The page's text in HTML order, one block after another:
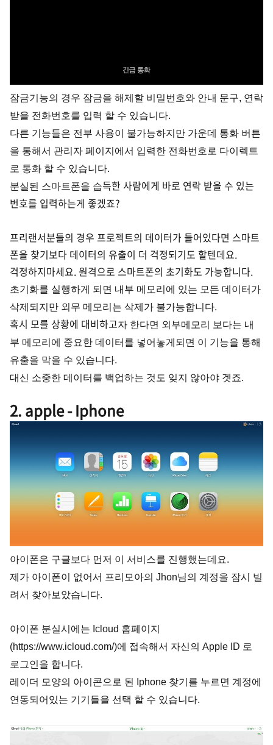
잠금기능의 경우 잠금을 해제할 비밀번호와 안내 문구, 연락
받을 전화번호를 입력 할 수 있습니다.
다른 기능들은 전부 사용이 불가능하지만 가운데 통화 버튼
을 통해서 관리자 페이지에서 입력한 전화번호로 다이렉트
로 통화 할 수 있습니다.
분실된 스마트폰을 습득한 사람에게 바로 연락 받을 수 있는
번호를 입력하는게 좋겠죠?
프리랜서분들의 경우 프로젝트의 데이터가 들어있다면 스마트
폰을 찾기보다 데이터의 유출이 더 걱정되기도 할텐데요.
걱정하지마세요. 원격으로 스마트폰의 초기화도 가능합니다.
초기화를 실행하게 되면 내부 메모리에 있는 모든 데이터가
삭제되지만 외무 메모리는 삭제가 불가능합니다.
혹시 모를 상황에 대비하고자 한다면 외부메모리 보다는 내
부 메모리에 중요한 데이터를 넣어놓게되면 이 기능을 통해
유출을 막을 수 있습니다.
대신 소중한 데이터를 백업하는 것도 잊지 않아야 겟죠.
2. apple - Iphone
아이폰은 구글보다 먼저 이 서비스를 진행했는데요.
제가 아이폰이 없어서 프리모아의 Jhon님의 계정을 잠시 빌
려서 찾아보았습니다.
아이폰 분실시에는 Icloud 홈페이지
(https://www.icloud.com/)에 접속해서 자신의 Apple ID 로
로그인을 합니다.
레이더 모양의 아이콘으로 된 Iphone 찾기를 누르면 계정에
연동되어있는 기기들을 선택 할 수 있습니다.